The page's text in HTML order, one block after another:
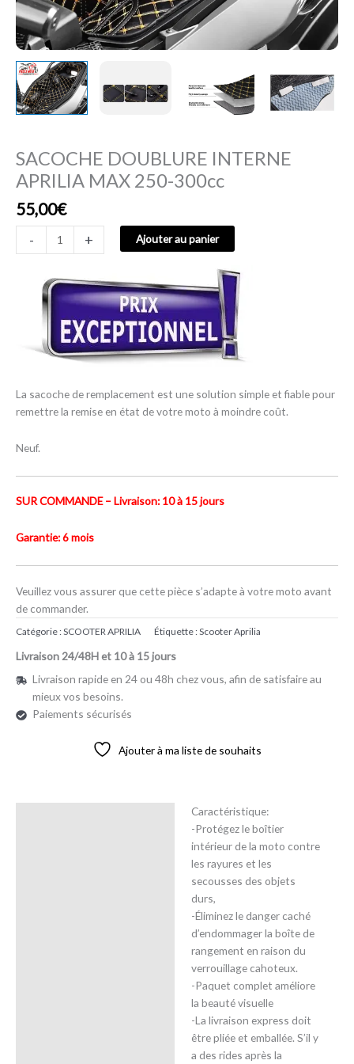
SACOCHE DOUBLURE INTERNE
APRILIA MAX 250-300cc
55,00€
- + Ajouter au panier
La sacoche de remplacement est une solution simple et fiable pour
remettre la remise en état de votre moto à moindre coût.
Neuf.
SUR COMMANDE – Livraison: 10 à 15 jours
Garantie: 6 mois
Veuillez vous assurer que cette pièce s’adapte à votre moto avant
de commander.
Catégorie :SCOOTER APRILIA Étiquette :Scooter Aprilia
Livraison 24/48H et 10 à 15 jours
Livraison rapide en 24 ou 48h chez vous, afin de satisfaire au
mieux vos besoins.
Paiements sécurisés
Ajouter à ma liste de souhaits
Caractéristique:
-Protégez le boîtier
intérieur de la moto contre
les rayures et les
secousses des objets
durs,
-Éliminez le danger caché
d’endommager la boîte de
rangement en raison du
verrouillage cahoteux.
-Paquet complet améliore
la beauté visuelle
-La livraison express doit
être pliée et emballée. S’il y
a des rides après la